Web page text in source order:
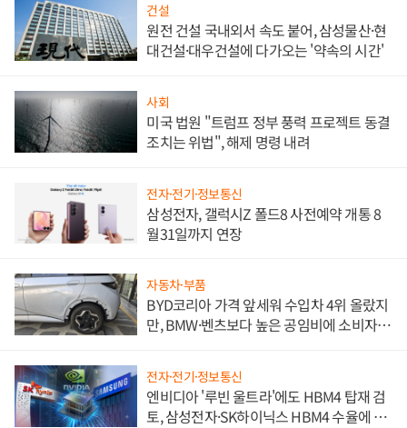
건설
원전 건설 국내외서 속도 붙어, 삼성물산·현
대건설·대우건설에 다가오는 '약속의 시간'
사회
미국 법원 "트럼프 정부 풍력 프로젝트 동결
조치는 위법", 해제 명령 내려
전자·전기·정보통신
삼성전자, 갤럭시Z 폴드8 사전예약 개통 8
월31일까지 연장
자동차·부품
BYD코리아 가격 앞세워 수입차 4위 올랐지
만, BMW·벤츠보다 높은 공임비에 소비자
전자·전기·정보통신
엔비디아 '루빈 울트라'에도 HBM4 탑재 검
토, 삼성전자·SK하이닉스 HBM4 수율에 주